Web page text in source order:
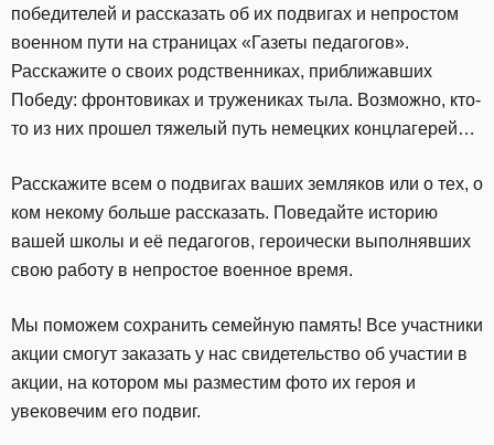
победителей и рассказать об их подвигах и непростом
военном пути на страницах «Газеты педагогов».
Расскажите о своих родственниках, приближавших
Победу: фронтовиках и тружениках тыла. Возможно, кто-
то из них прошел тяжелый путь немецких концлагерей…
Расскажите всем о подвигах ваших земляков или о тех, о
ком некому больше рассказать. Поведайте историю
вашей школы и её педагогов, героически выполнявших
свою работу в непростое военное время.
Мы поможем сохранить семейную память! Все участники
акции смогут заказать у нас свидетельство об участии в
акции, на котором мы разместим фото их героя и
увековечим его подвиг.